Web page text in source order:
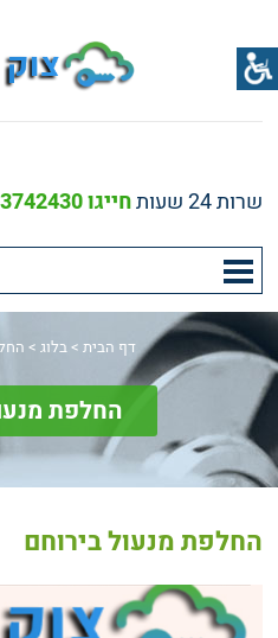
שרות 24 שעות חייגו 073-3742430
דף הבית >בלוג >
החלפת
החלפת מנעול בירוחם